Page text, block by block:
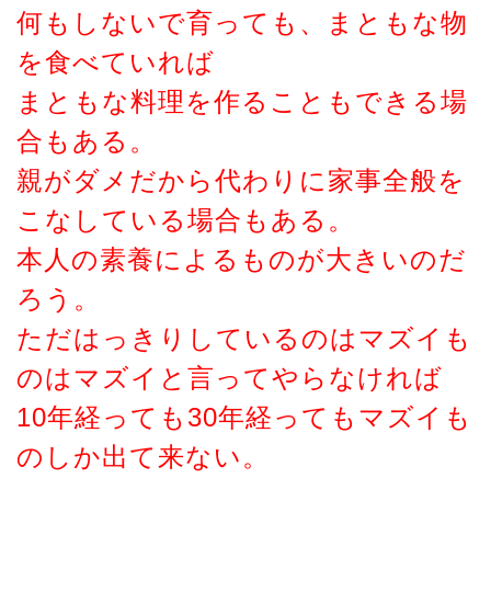
何もしないで育っても、まともな物
を食べていれば
まともな料理を作ることもできる場
合もある。
親がダメだから代わりに家事全般を
こなしている場合もある。
本人の素養によるものが大きいのだ
ろう。
ただはっきりしているのはマズイも
のはマズイと言ってやらなければ
10年経っても30年経ってもマズイも
のしか出て来ない。